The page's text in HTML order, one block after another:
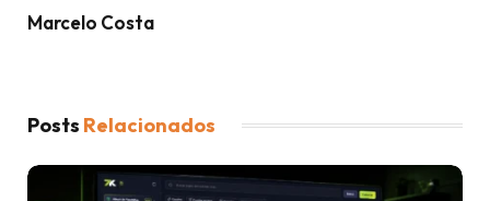
Marcelo Costa
Posts Relacionados